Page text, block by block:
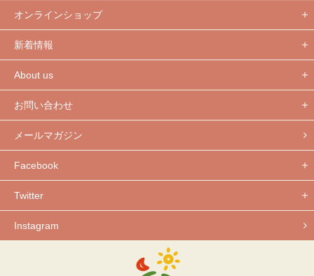
オンラインショップ
新着情報
About us
お問い合わせ
メールマガジン
Facebook
Twitter
Instagram